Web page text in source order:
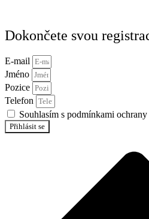
Dokončete svou
E-mail
Jméno
Pozice
Telefon
Souhlasím s podmínkami
Přihlásit se